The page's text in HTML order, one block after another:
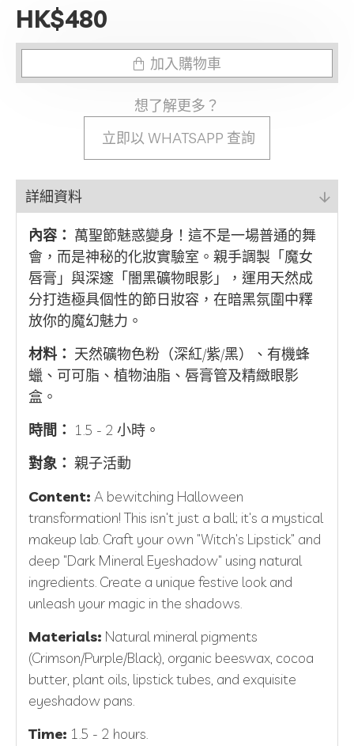
HK$480
加入購物車
想了解更多？
立即以 WHATSAPP 查詢
詳細資料
內容： 萬聖節魅惑變身！這不是一場普通的舞
會，而是神秘的化妝實驗室。親手調製「魔女
唇膏」與深邃「闇黑礦物眼影」，運用天然成
分打造極具個性的節日妝容，在暗黑氛圍中釋
放你的魔幻魅力。
材料： 天然礦物色粉（深紅/紫/黑）、有機蜂
蠟、可可脂、植物油脂、唇膏管及精緻眼影
盒。
時間： 1.5 - 2 小時。
對象： 親子活動
Content: A bewitching Halloween
transformation! This isn't just a ball; it's a mystical
makeup lab. Craft your own "Witch's Lipstick" and
deep "Dark Mineral Eyeshadow" using natural
ingredients. Create a unique festive look and
unleash your magic in the shadows.
Materials: Natural mineral pigments
(Crimson/Purple/Black), organic beeswax, cocoa
butter, plant oils, lipstick tubes, and exquisite
eyeshadow pans.
Time: 1.5 - 2 hours.